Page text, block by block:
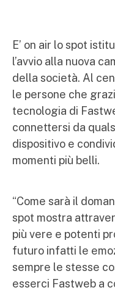
E’ on air lo spot
l’avvio alla nuova
della società. Al
le persone che
tecnologia di
connettersi da
dispositivo e
momenti più belli.
“Come sarà il
spot mostra
più vere e potenti
futuro infatti le
sempre le stesse
esserci Fastweb a